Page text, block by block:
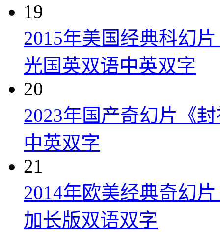
19
2015年美国经典科幻
光国英双语中英双字
20
2023年国产奇幻片《
中英双字
21
2014年欧美经典奇幻
加长版双语双字